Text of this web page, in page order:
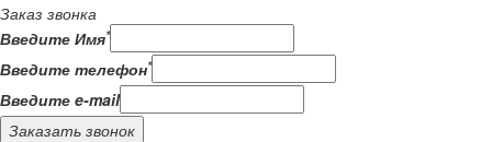
Заказ звонка
Введите Имя*
Введите телефон*
Введите e-mail
Заказать звонок